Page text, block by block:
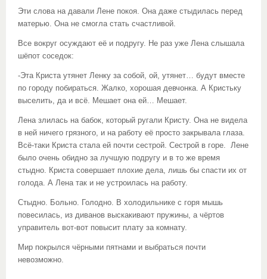
Эти слова на давали Лене покоя. Она даже стыдилась перед
матерью. Она не смогла стать счастливой.
Все вокруг осуждают её и подругу. Не раз уже Лена слышала
шёпот соседок:
-Эта Криста утянет Ленку за собой, ой, утянет… будут вместе
по городу побираться. Жалко, хорошая девчонка. А Кристьку
выселить, да и всё. Мешает она ей… Мешает.
Лена злилась на бабок, который ругали Кристу. Она не видела
в ней ничего грязного, и на работу её просто закрывала глаза.
Всё-таки Криста стала ей почти сестрой. Сестрой в горе. Лене
было очень обидно за лучшую подругу и в то же время
стыдно. Криста совершает плохие дела, лишь бы спасти их от
голода. А Лена так и не устроилась на работу.
Стыдно. Больно. Голодно. В холодильнике с горя мышь
повесилась, из диванов выскакивают пружины, а чёртов
управитель вот-вот повысит плату за комнату.
Мир покрылся чёрными пятнами и выбраться почти
невозможно.